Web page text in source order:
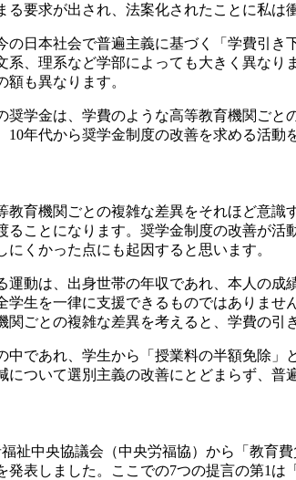
る要求が出され、法案化されたことに私は
日本社会で普遍主義に基づく「学費引き
系、理系など学部によっても大きく異な
額も異なります。
学金は、学費のような高等教育機関ごと
10年代から奨学金制度の改善を求める活動
育機関ごとの複雑な差異をそれほど意識
ることになります。奨学金制度の改善が
くかった点にも起因すると思います。
動は、出身世帯の年収であれ、本人の成
学生を一律に支援できるものではありま
関ごとの複雑な差異を考えると、学費の
であれ、学生から「授業料の半額免除」
について選別主義の改善にとどまらず、普
祉中央協議会（中央労福協）から「教育
発表しました。ここでの7つの提言の第1